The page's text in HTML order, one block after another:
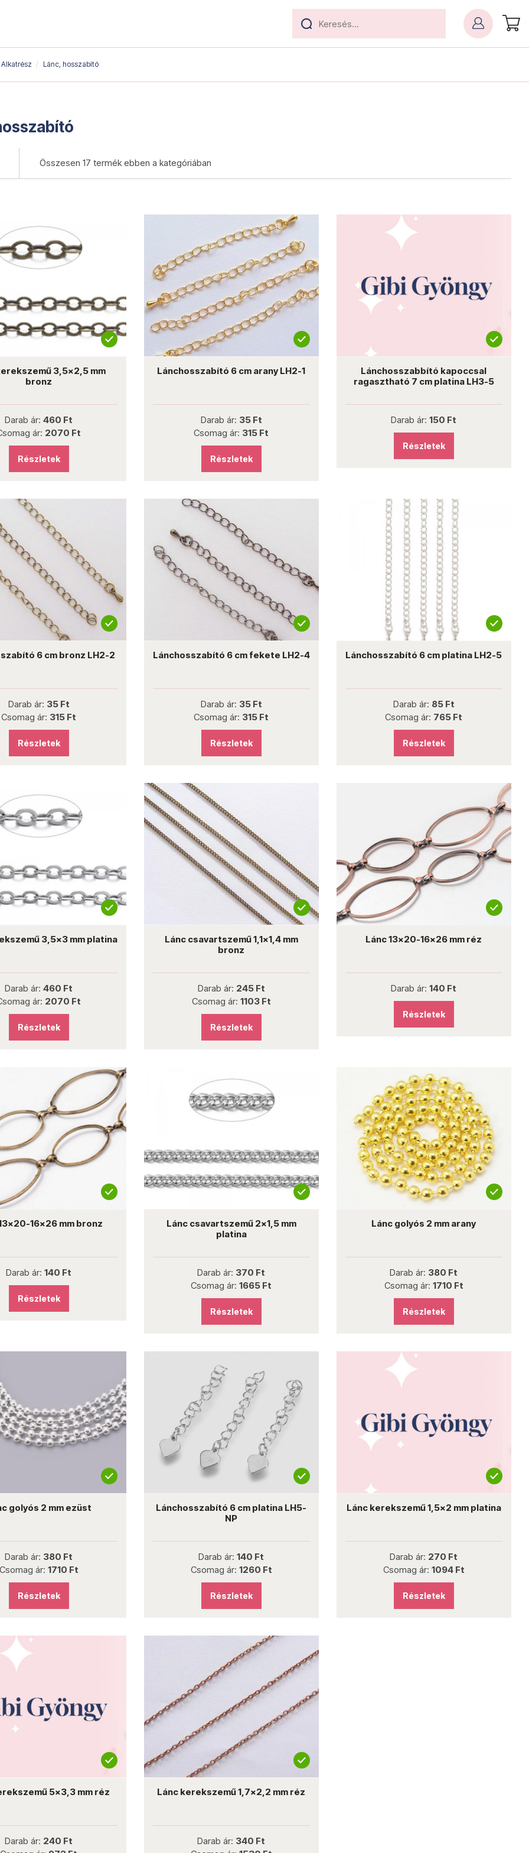
Alkatrész Lánc, hosszabító
Összesen 17 termékebben a kategóriában
3,5x2,5 mm
bronz
Darab ár:460 Ft
ár: 2070 Ft
Részletek
Lánchosszabító 6 cm arany LH2-1
Darab ár: 35 Ft
Csomag ár: 315 Ft
Részletek
Lánchosszabbító kapoccsal
ragasztható 7 cm platina LH3-5
Darab ár:150 Ft
Részletek
6 cm bronz LH2-2
Darab ár: 35 Ft
Csomag ár: 315 Ft
Részletek
Lánchosszabító 6 cm fekete LH2-4
Darab ár: 35 Ft
Csomag ár: 315 Ft
Részletek
Lánchosszabító 6 cm platina LH2-5
Darab ár: 85 Ft
Csomag ár: 765 Ft
Részletek
3,5x3 mm platina
Darab ár:460 Ft
ár: 2070 Ft
Részletek
Lánc csavartszemű 1,1x1,4 mm
bronz
Darab ár: 245 Ft
Csomag ár: 1103 Ft
Részletek
Lánc 13x20-16x26 mm réz
Darab ár:140 Ft
Részletek
16x26 mm bronz
Darab ár:140 Ft
Részletek
Lánc csavartszemű 2x1,5 mm
platina
Darab ár: 370 Ft
Csomag ár:1665 Ft
Részletek
Lánc golyós 2 mm arany
Darab ár: 380 Ft
Csomag ár: 1710 Ft
Részletek
golyós 2 mm ezüst
Darab ár: 380 Ft
ár: 1710 Ft
Részletek
Lánchosszabító 6 cm platina LH5-
NP
Darab ár:140 Ft
Csomag ár: 1260 Ft
Részletek
Lánc kerekszemű 1,5x2 mm platina
Darab ár: 270 Ft
Csomag ár: 1094 Ft
Részletek
5x3,3 mm réz
Darab ár: 240 Ft
Lánc kerekszemű 1,7x2,2 mm réz
Darab ár: 340 Ft